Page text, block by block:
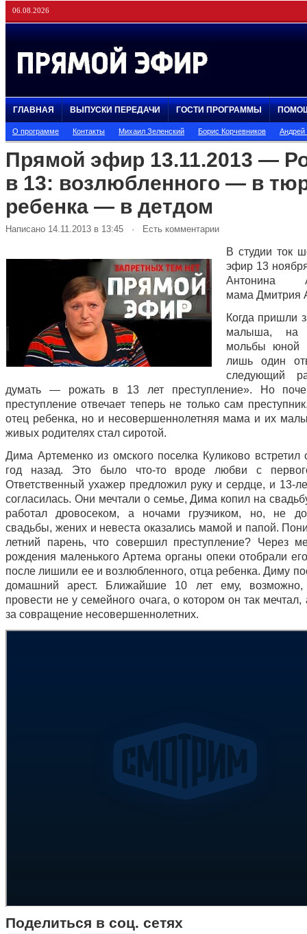
06.08.2026
ГЛАВНАЯ ВЫПУСКИ ПЕРЕДАЧИ ГОСТИ ПРОГРАММЫ
О программе Контакты Михаил Зеленский Борис Корчевников
Прямой эфир 13.11.2013 —
в 13: возлюбленного — в
ребенка — в детдом
Написано 14.11.2013 в 13:45 · Есть комментарии
В студии ток
эфир 13
Антонина
мама Дмитрия
Когда пришли
малыша, на
мольбы
лишь один
следующий
думать — рожать в 13 лет преступление». Но
преступление отвечает теперь не только сам
отец ребенка, но и несовершеннолетняя мама и их
живых родителях стал сиротой.
Дима Артеменко из омского поселка Куликово
год назад. Это было что-то вроде любви с
Ответственный ухажер предложил руку и сердце, и 13-
согласилась. Они мечтали о семье, Дима копил на
работал дровосеком, а ночами грузчиком, но, не
свадьбы, жених и невеста оказались мамой и папой.
летний парень, что совершил преступление? Через
рождения маленького Артема органы опеки отобрали
после лишили ее и возлюбленного, отца ребенка. Диму
домашний арест. Ближайшие 10 лет ему, возможно,
провести не у семейного очага, о котором он так
за совращение несовершеннолетних.
Поделиться в соц. сетях